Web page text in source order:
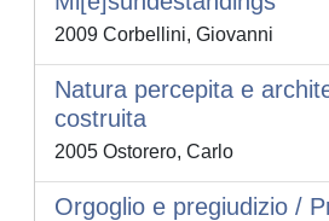
2009 Corbellini, Giovanni
Natura percepita e
costruita
2005 Ostorero, Carlo
Orgoglio e pregiudizio /